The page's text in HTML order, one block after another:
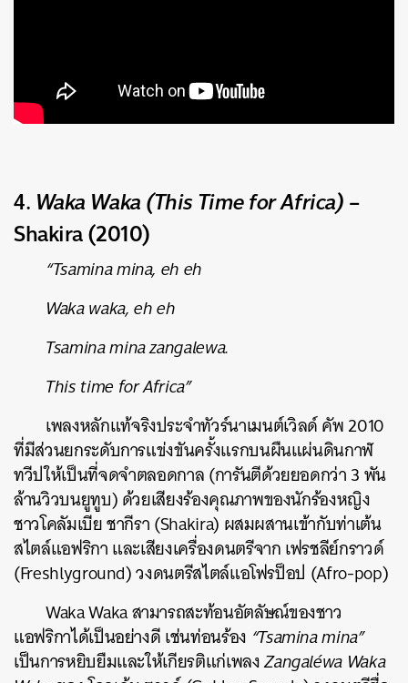
4.Waka Waka (This Time for Africa)–
Shakira (2010)
“Tsamina mina, eh eh
Waka waka, eh eh
Tsamina mina zangalewa.
This time for Africa”
เพลงหลักแท้จริงประจำทัวร์นาเมนต์เวิลด์ คัพ 2010
ที่มีส่วนยกระดับการแข่งขันครั้งแรกบนผืนแผ่นดินกาฬ
ทวีปให้เป็นที่จดจำตลอดกาล (การันตีด้วยยอดกว่า 3 พัน
ล้านวิวบนยูทูบ) ด้วยเสียงร้องคุณภาพของนักร้องหญิง
ชาวโคลัมเบีย ชากีรา (Shakira) ผสมผสานเข้ากับท่าเต้น
สไตล์แอฟริกา และเสียงเครื่องดนตรีจาก เฟรชลีย์กราวด์
(Freshlyground) วงดนตรีสไตล์แอโฟรป็อป (Afro-pop)
Waka Waka สามารถสะท้อนอัตลัษณ์ของชาว
แอฟริกาได้เป็นอย่างดี เช่นท่อนร้อง “Tsamina mina”
เป็นการหยิบยืมและให้เกียรติแก่เพลงZangaléwa Waka
ค้นหา
SHARE TWEET LINE EMAIL